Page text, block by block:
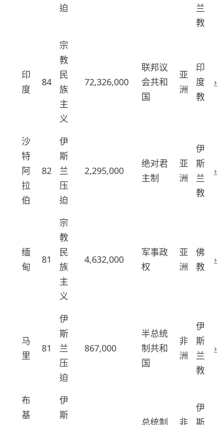
迫
兰
教
印
度
84
宗
教
民
族
主
义
72,326,000
联邦议
会共和
国
亚
洲
印
度
教
›
沙
特
阿
拉
伯
82
伊
斯
兰
压
迫
2,295,000
绝对君
主制
亚
洲
伊
斯
兰
教
›
缅
甸
81
宗
教
民
族
主
义
4,632,000
军事政
权
亚
洲
佛
教
›
马
里
81
伊
斯
兰
压
迫
867,000
半总统
制共和
国
非
洲
伊
斯
兰
教
›
布
基
伊
斯
总统制 非
伊
斯